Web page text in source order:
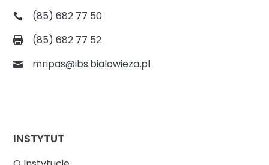
(85) 682 77 50
(85) 682 77 52
mripas@ibs.bialowieza.pl
INSTYTUT